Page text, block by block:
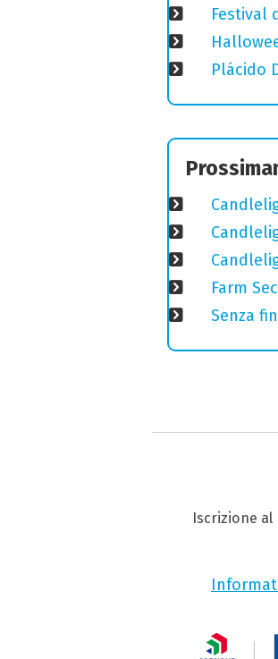
Festival
Plácido
Farm
Senza
Iscrizione al